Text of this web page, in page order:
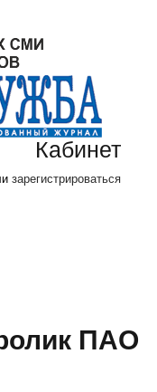
Кабинет
зарегистрироваться
ПАО